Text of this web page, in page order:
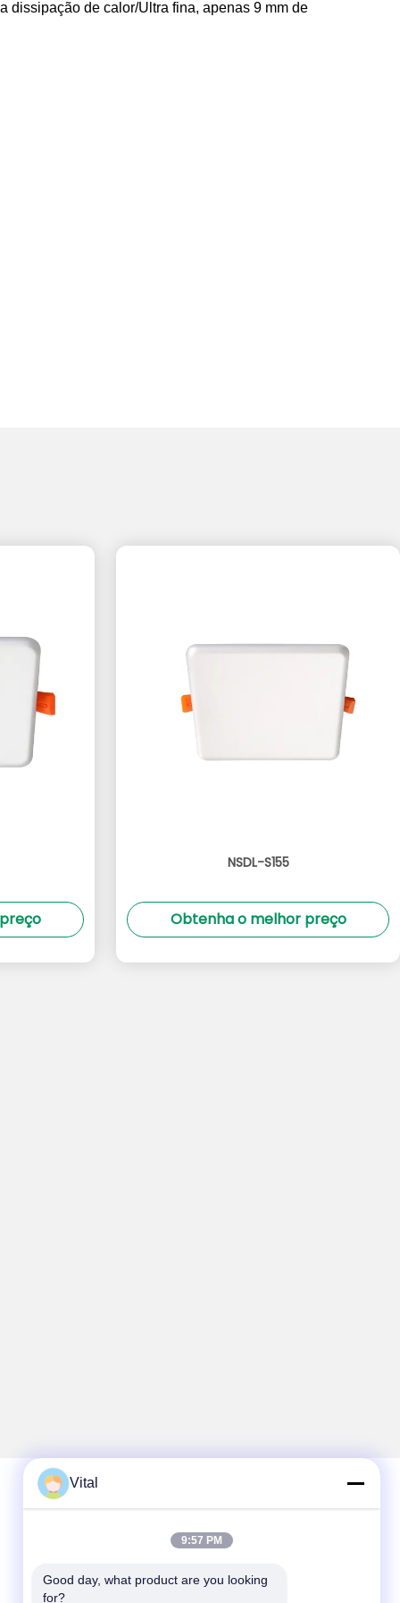
dissipação de calor/Ultra fina, apenas 9 mm de
NSDL-S155
Obtenha o melhor preço
Contato rápido
Telefone
Vital
9:57 PM
Good day, what product are you looking
for?